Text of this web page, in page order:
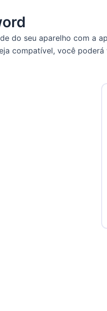
do seu aparelho com a
compatível, você